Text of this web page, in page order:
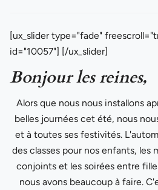
[ux_slider type="fade"
id="10057"] [/ux_slider]
Bonjour les reines,
Alors que nous nous installons
belles journées cet été, nous
et à toutes ses festivités.
des classes pour nos enfants, les
conjoints et les soirées entre
nous avons beaucoup à faire.